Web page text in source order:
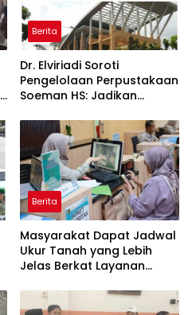
Berita
Dr. Elviriadi Soroti
Pengelolaan Perpustakaan
Soeman HS: Jadikan
Kawah Candradimuka
Intelektual
Berita
Masyarakat Dapat Jadwal
Ukur Tanah yang Lebih
Jelas Berkat Layanan